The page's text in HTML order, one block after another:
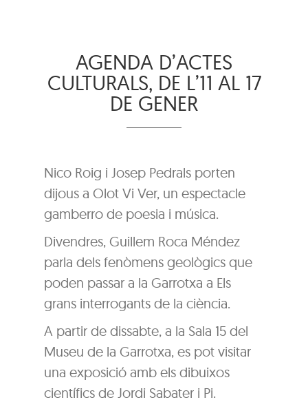
AGENDA D’ACTES
CULTURALS, DE L’11 AL 17
DE GENER
Nico Roig i Josep Pedrals porten
dijous a Olot Vi Ver, un espectacle
gamberro de poesia i música.
Divendres, Guillem Roca Méndez
parla dels fenòmens geològics que
poden passar a la Garrotxa a Els
grans interrogants de la ciència.
A partir de dissabte, a la Sala 15 del
Museu de la Garrotxa, es pot visitar
una exposició amb els dibuixos
científics de Jordi Sabater i Pi.